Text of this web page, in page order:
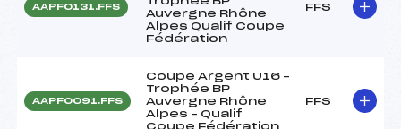
AAPF0131.FFS
Auvergne Rhône
Alpes Qualif Coupe
Fédération
FFS
AAPF0091.FFS
Coupe Argent U16 –
Trophée BP
Auvergne Rhône
Alpes – Qualif
Coupe Fédération
FFS